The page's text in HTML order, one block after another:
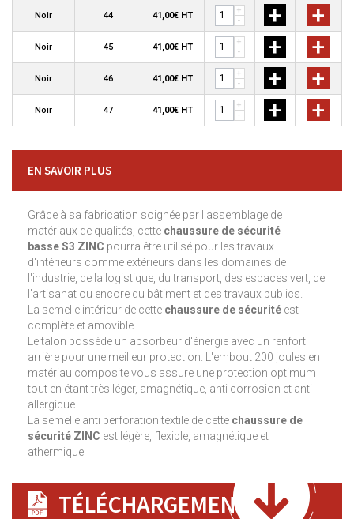
Noir 44 41,00€ HT
+
-
+ +
Noir 45 41,00€ HT
+
-
+ +
Noir 46 41,00€ HT
+
-
+ +
Noir 47 41,00€ HT
+
-
+ +
EN SAVOIR PLUS
Grâce à sa fabrication soignée par l'assemblage de
matériaux de qualités, cette chaussure de sécurité
basse S3 ZINC pourra être utilisé pour les travaux
d'intérieurs comme extérieurs dans les domaines de
l'industrie, de la logistique, du transport, des espaces vert, de
l'artisanat ou encore du bâtiment et des travaux publics.
La semelle intérieur de cette chaussure de sécurité est
complète et amovible.
Le talon possède un absorbeur d'énergie avec un renfort
arrière pour une meilleur protection. L'embout 200 joules en
matériau composite vous assure une protection optimum
tout en étant très léger, amagnétique, anti corrosion et anti
allergique.
La semelle anti perforation textile de cette chaussure de
sécurité ZINC est légère, flexible, amagnétique et
athermique
TÉLÉCHARGEMENT